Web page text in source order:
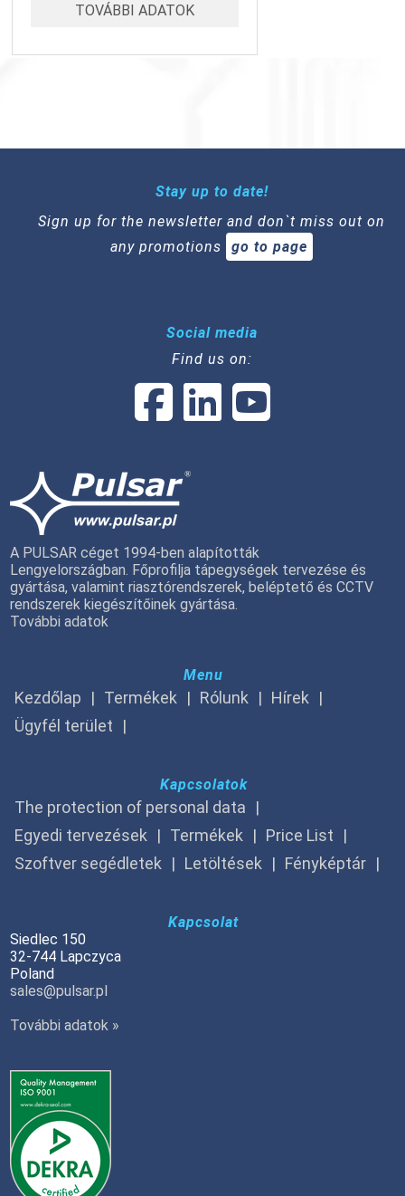
TOVÁBBI ADATOK
Stay up to date!
Sign up for the newsletter and don`t miss out on
any promotions
go to page
Social media
Find us on:
A PULSAR céget 1994-ben alapították
Lengyelországban. Főprofilja tápegységek tervezése és
gyártása, valamint riasztórendszerek, beléptető és CCTV
rendszerek kiegészítőinek gyártása.
További adatok
Menu
Kezdőlap Termékek Rólunk
Hírek
Ügyfél terület
Kapcsolatok
The protection of personal data
Egyedi tervezések
Termékek
Price List
Szoftver segédletek
Letöltések Fényképtár
Kapcsolat
Siedlec 150
32-744 Lapczyca
Poland
sales@pulsar.pl
További adatok »